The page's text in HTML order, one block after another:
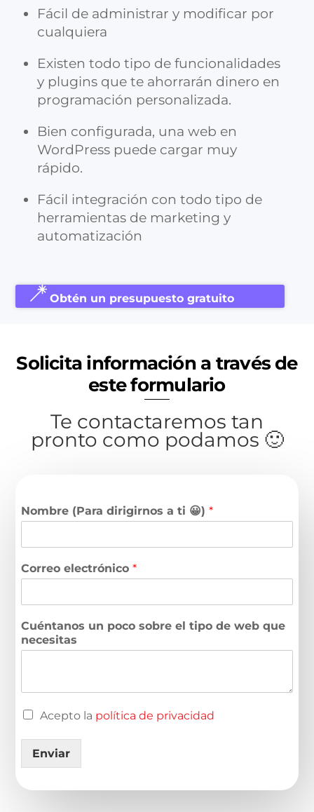
Fácil de administrar y modificar por
cualquiera
Existen todo tipo de funcionalidades
y plugins que te ahorrarán dinero en
programación personalizada.
Bien configurada, una web en
WordPress puede cargar muy
rápido.
Fácil integración con todo tipo de
herramientas de marketing y
automatización
Obtén un presupuesto gratuito
Solicita información a través de
este formulario
Te contactaremos tan
pronto como podamos 🙂
Nombre (Para dirigirnos a ti 😀)*
Correo electrónico*
Cuéntanos un poco sobre el tipo de web que
necesitas
Acepto la política de privacidad
Enviar